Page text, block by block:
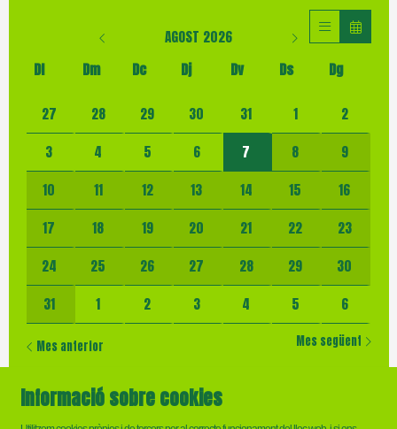
AGOST 2026
Dl
Dm Dc Dj Dv Ds
Dg
No hi ha cap activitat aquest mes
27 28 29 30 31 1
2
3
4 5 6 7 8
9
10
11 12 13 14 15
16
17
18 19 20 21 22
23
24
25 26 27 28 29
30
31
1 2 3 4 5 6
Mes anterior Mes següent
Informació sobre cookies